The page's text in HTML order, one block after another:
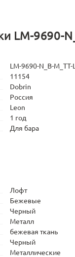
LM-9690-
LM-9690-N_B-M_TT-
11154
Dobrin
Россия
Leon
1 год
Для бара
Лофт
Бежевые
Черный
Металл
бежевая ткань
Черный
Металлические